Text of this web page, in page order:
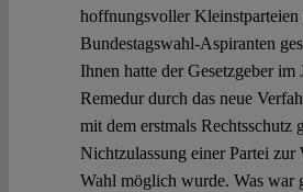
hoffnungsvoller Kleinstparteien
Bundestagswahl-Aspiranten
Ihnen hatte der Gesetzgeber im
Remedur durch das neue
mit dem erstmals Rechtsschutz
Nichtzulassung einer Partei zur
Wahl möglich wurde. Was war